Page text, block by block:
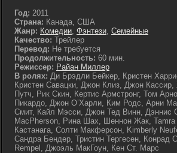
Год: 2011
Страна: Канада, США
Жанр: Комедии, Фэнтези, Семейные
Качество: Трейлер
Перевод: Не требуется
Продолжительность: 60 мин.
Режиссер: Райан Миллер
В ролях: Ди Брэдли Бейкер, Кристен
Кристен Савацки, Джон Клиз, Джон
Путч, Рик Скин, Кертис Армстронг, Том
Пикардо, Джон О’Харли, Ким Родс, Арни
Смит, Кайл Мэсси, Джон Тед Винн, Дэннис
MacPherson, Рина Шах, Шеннон Жак,
Кастанага, Солти Макферсон, Kimberly
Сандра Бендер, Тристин Тергесен, Конрад
Rempel, Джоэль МакГоун, Кен Ст. Марс